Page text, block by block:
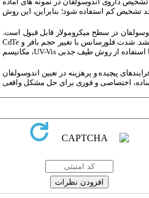
کم استفاده شود؛ بنابراین، این روش
در سطح میکرومولار قابل‌ قبول است.
شدت فلورسانس با تغییر حجم بافر وCdTe
استفاده از روش طیف جذبیUV-Vis، مکانیسم
پیچیده و پرهزینه در تعیین اندوسولفان
اختصاصی و فوری برای حل مشکل واقعی